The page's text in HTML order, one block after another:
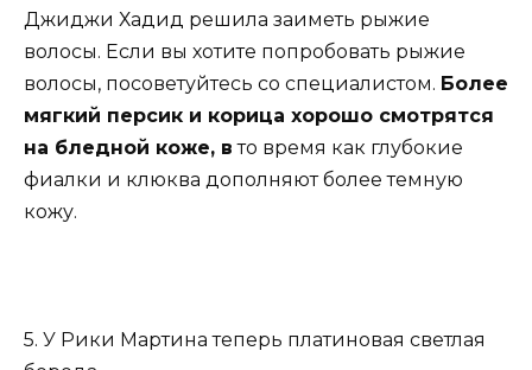
Джиджи Хадид решила заиметь рыжие
волосы. Если вы хотите попробовать рыжие
волосы, посоветуйтесь со специалистом. Более
мягкий персик и корица хорошо смотрятся
на бледной коже, в то время как глубокие
фиалки и клюква дополняют более темную
кожу.
5. У Рики Мартина теперь платиновая светлая